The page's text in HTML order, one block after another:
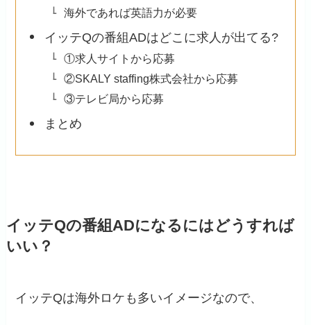
海外であれば英語力が必要
イッテQの番組ADはどこに求人が出てる?
①求人サイトから応募
②SKALY staffing株式会社から応募
③テレビ局から応募
まとめ
イッテQの番組ADになるにはどうすれば
いい？
イッテQは海外ロケも多いイメージなので、